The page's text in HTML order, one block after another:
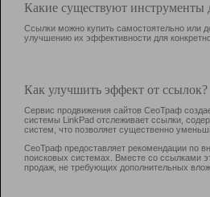
Какие существуют инструменты
Ссылки можно купить самостоятельно или
улучшению их эффективности для
Как улучшить эффект от ссылок?
Сервис продвижения сайтов СеоТраф
системы LinkPad отслеживает ссылки,
систем, что позволяет существенно
СеоТраф предоставляет рекомендации по
поисковых системах. Вместе со ссылками
продаж, не требующих дополнительных